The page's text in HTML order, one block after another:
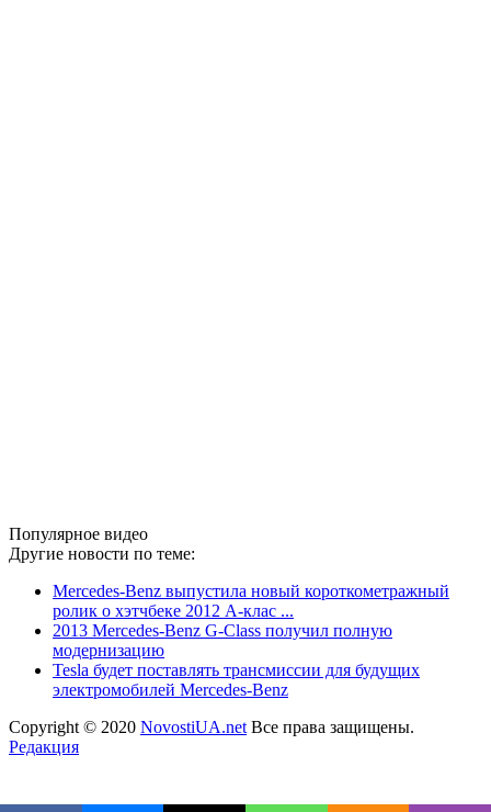
Популярное видео
Другие новости по теме:
Mercedes-Benz выпустила новый короткометражный
ролик о хэтчбеке 2012 A-клас ...
2013 Mercedes-Benz G-Class получил полную
модернизацию
Tesla будет поставлять трансмиссии для будущих
электромобилей Mercedes-Benz
Copyright © 2020 NovostiUA.net Все права защищены.
Редакция